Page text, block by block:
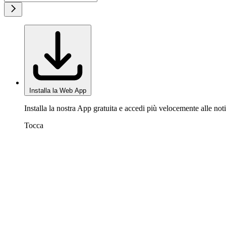
Installa la Web App
Installa la nostra App gratuita e accedi più velocemente alle
Tocca